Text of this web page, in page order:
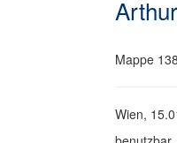
Mappe
Wien,